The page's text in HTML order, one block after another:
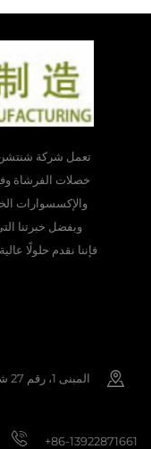
تعمل شركة شنتشن
خصلات الفرشاة
والإكسسوارات
فإننا نقدم حلولًا
+86-13922871661